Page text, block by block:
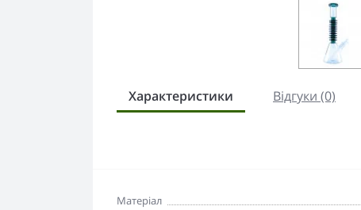
Характеристики Відгуки (0)
Матеріал